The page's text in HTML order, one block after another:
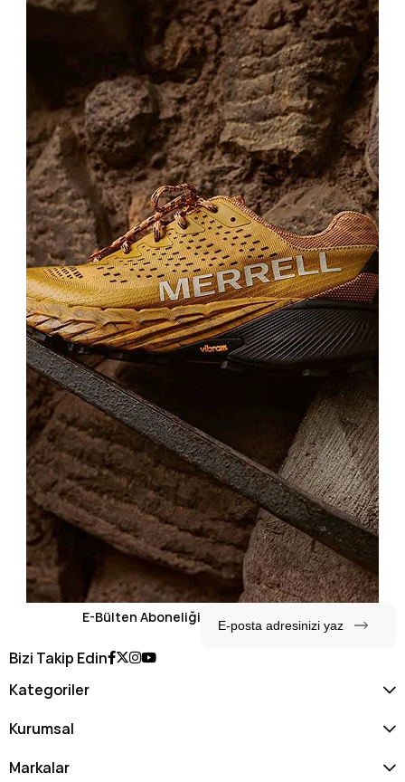
E-Bülten Aboneliği
Bizi Takip Edin
Kategoriler
Kurumsal
Markalar